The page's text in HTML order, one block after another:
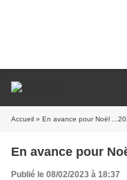
Accueil » En avance pour Noël
En avance pour
Publié le 08/02/2023 à 18:37